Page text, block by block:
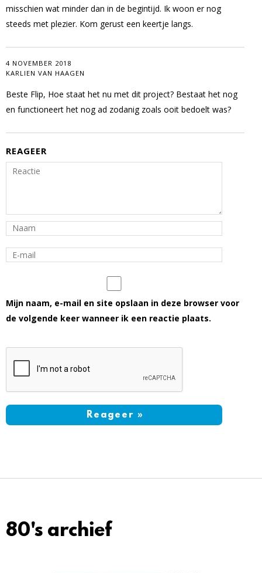
misschien wat minder dan in de begintijd. Ik woon er nog
steeds met plezier. Kom gerust een keertje langs.
4 NOVEMBER 2018
KARLIEN VAN HAAGEN
Beste Flip, Hoe staat het nu met dit project? Bestaat het nog
en functioneert het nog ad zodanig zoals ooit bedoelt was?
REAGEER
Mijn naam, e-mail en site opslaan in deze browser voor
de volgende keer wanneer ik een reactie plaats.
80's archief